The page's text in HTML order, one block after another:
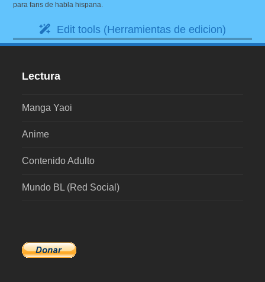
para fans de habla hispana.
Edit tools (Herramientas de edicion)
Lectura
Manga Yaoi
Anime
Contenido Adulto
Mundo BL (Red Social)